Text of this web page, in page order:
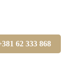
62 333 868